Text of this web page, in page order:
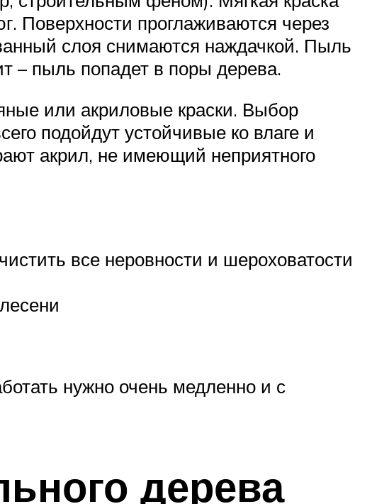
Поверхности проглаживаются через
слоя снимаются наждачкой. Пыль
– пыль попадет в поры дерева.
или акриловые краски. Выбор
подойдут устойчивые ко влаге и
акрил, не имеющий неприятного
все неровности и шероховатости
нужно очень медленно и с
дерева